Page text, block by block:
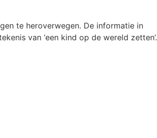
te heroverwegen. De informatie in
van ‘een kind op de wereld zetten’.